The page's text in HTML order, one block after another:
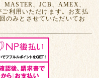
MASTER、JCB、AMEX、
ご利用いただけます。お支払
のみとさせていただいてお